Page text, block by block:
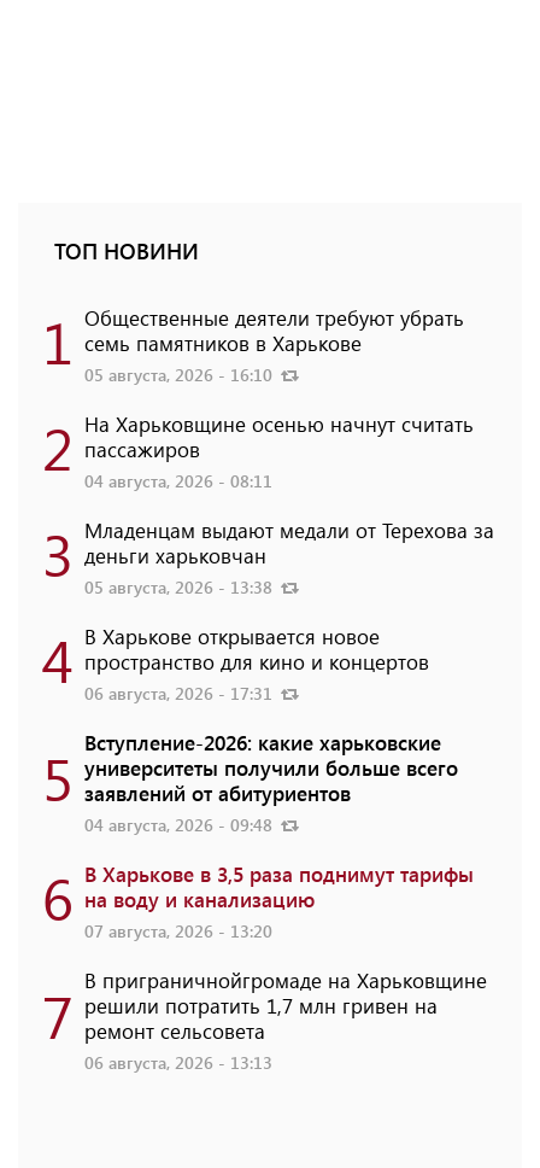
ТОП НОВИНИ
1 Общественные деятели требуют убрать
семь памятников в Харькове
05 августа, 2026 - 16:10
2 На Харьковщине осенью начнут считать
пассажиров
04 августа, 2026 - 08:11
3 Младенцам выдают медали от Терехова за
деньги харьковчан
05 августа, 2026 - 13:38
4 В Харькове открывается новое
пространство для кино и концертов
06 августа, 2026 - 17:31
5 Вступление-2026: какие харьковские
университеты получили больше всего
заявлений от абитуриентов
04 августа, 2026 - 09:48
6 В Харькове в 3,5 раза поднимут тарифы
на воду и канализацию
07 августа, 2026 - 13:20
7 В приграничнойгромаде на Харьковщине
решили потратить 1,7 млн ​​гривен на
ремонт сельсовета
06 августа, 2026 - 13:13